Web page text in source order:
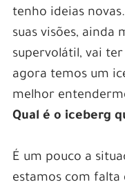
tenho ideias
suas visões, ainda
supervolátil, vai
agora temos um
melhor
Qual é o iceberg
É um pouco a
estamos com falta